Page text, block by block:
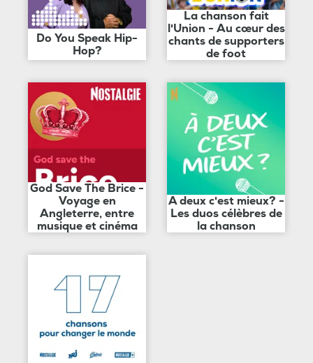
Do You Speak Hip-
Hop?
La chanson fait
l'Union - Au cœur des
chants de supporters
de foot
God Save The Brice -
Voyage en
Angleterre, entre
musique et cinéma
A deux c'est mieux? -
Les duos célèbres de
la chanson